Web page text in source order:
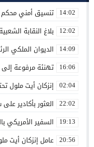
14:02 تنسيق أمني محكم
12:02 بلاغ النقابة
14:09 الديوان الملكي
16:06 تهنئة مرفوعة إلى
02:04 إنزكان أيت ملول
22:02 العثور بأكادير
19:13 السفير الأمريكي
20:56 عامل إنزكان أيت ملول